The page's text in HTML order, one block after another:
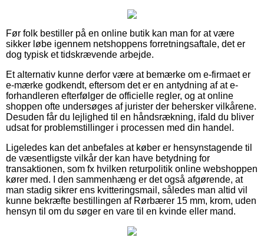
Før folk bestiller på en online butik kan man for at være
sikker løbe igennem netshoppens forretningsaftale, det er
dog typisk et tidskrævende arbejde.
Et alternativ kunne derfor være at bemærke om e-firmaet er
e-mærke godkendt, eftersom det er en antydning af at e-
forhandleren efterfølger de officielle regler, og at online
shoppen ofte undersøges af jurister der behersker vilkårene.
Desuden får du lejlighed til en håndsrækning, ifald du bliver
udsat for problemstillinger i processen med din handel.
Ligeledes kan det anbefales at køber er hensynstagende til
de væsentligste vilkår der kan have betydning for
transaktionen, som fx hvilken returpolitik online webshoppen
kører med. I den sammenhæng er det også afgørende, at
man stadig sikrer ens kvitteringsmail, således man altid vil
kunne bekræfte bestillingen af Rørbærer 15 mm, krom, uden
hensyn til om du søger en vare til en kvinde eller mand.